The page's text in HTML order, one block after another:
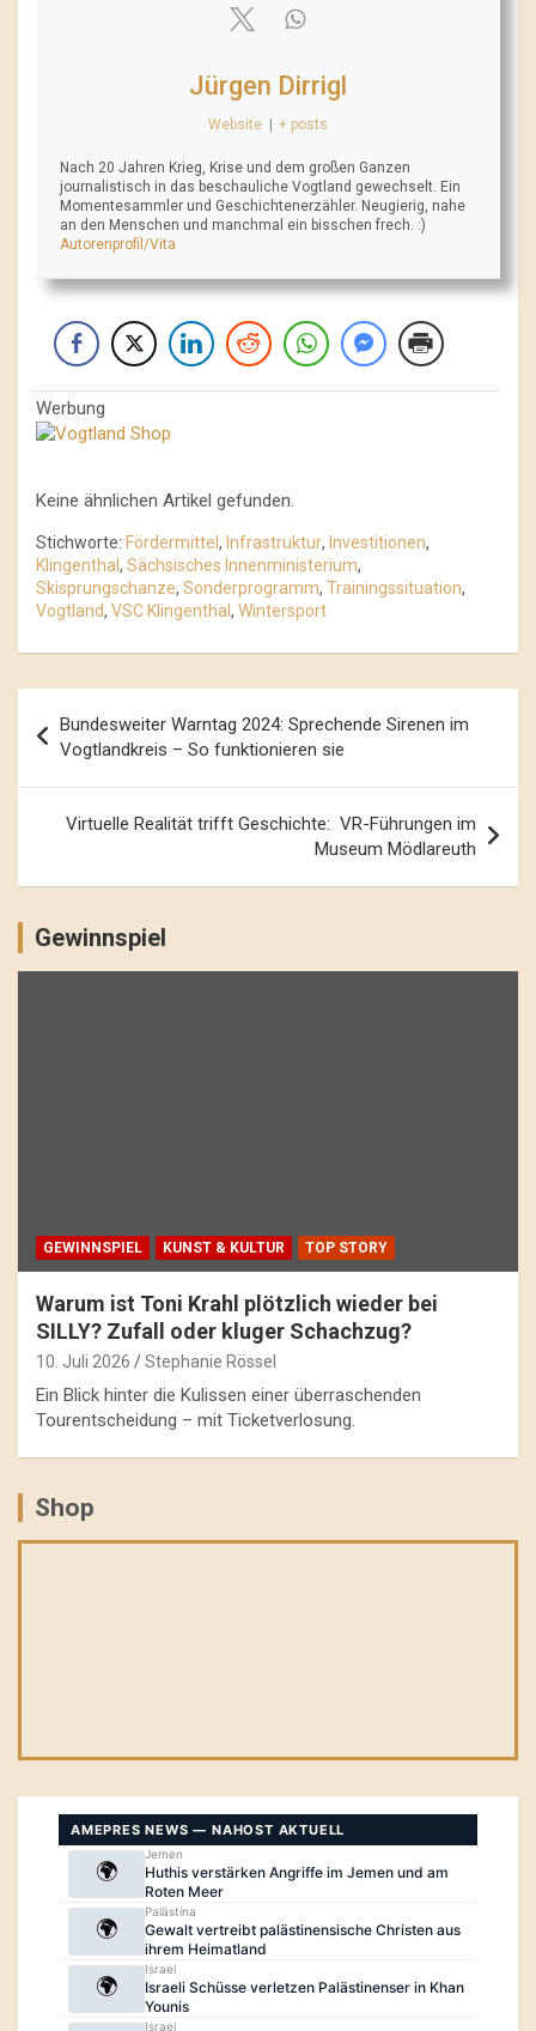
Jürgen Dirrigl
Website + posts
Nach 20 Jahren Krieg, Krise und dem großen Ganzen
journalistisch in das beschauliche Vogtland gewechselt. Ein
Momentesammler und Geschichtenerzähler. Neugierig, nahe
an den Menschen und manchmal ein bisschen frech. :)
Autorenprofil/Vita
Werbung
Keine ähnlichen Artikel gefunden.
Stichworte: Fördermittel , Infrastruktur, Investitionen,
Klingenthal, Sächsisches Innenministerium,
Skisprungschanze, Sonderprogramm, Trainingssituation,
Vogtland, VSC Klingenthal, Wintersport
Navigation
Bundesweiter Warntag 2024: Sprechende Sirenen im
Vogtlandkreis – So funktionieren sie
Virtuelle Realität trifft Geschichte: VR-Führungen im
Museum Mödlareuth
Gewinnspiel
GEWINNSPIEL KUNST & KULTUR TOP STORY
Warum ist Toni Krahl plötzlich wieder bei
SILLY? Zufall oder kluger Schachzug?
10. Juli 2026 Stephanie Rössel
Ein Blick hinter die Kulissen einer überraschenden
Tourentscheidung – mit Ticketverlosung.
Shop